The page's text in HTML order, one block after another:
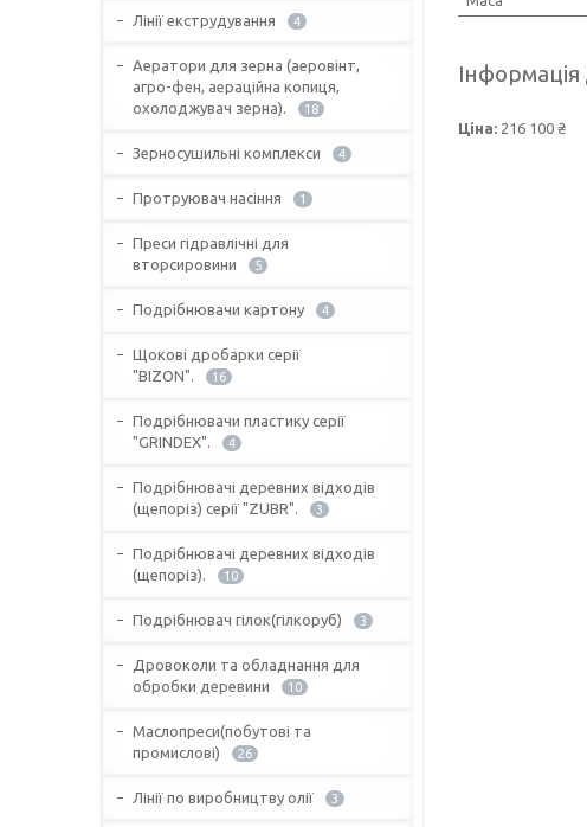
Ціна: 216 100 ₴
Лінії екструдування 4
Аератори для зерна (аеровінт,
агро-фен, аераційна копиця,
охолоджувач зерна).
18
Зерносушильні комплекси 4
Протруювач насіння 1
Преси гідравлічні для
вторсировини
5
Подрібнювачи картону 4
Щокові дробарки серії
"BIZON".
16
Подрібнювачи пластику серії
"GRINDEX".
4
Подрібнювачі деревних відходів
(щепоріз) серії "ZUBR".
3
Подрібнювачі деревних відходів
(щепоріз).
10
Подрібнювач гілок(гілкоруб) 3
Дровоколи та обладнання для
обробки деревини
10
Маслопреси(побутові та
промислові)
26
Лінії по виробництву олії 3